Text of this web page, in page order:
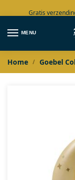
Gratis
MENU
Home / Goebel